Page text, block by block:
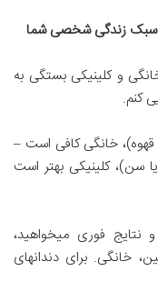
سبک زندگی شخصی شما
و کلینیکی بستگی به
کنم.
قهوه)، خانگی کافی است –
سن)، کلینیکی بهتر است
فوری میخواهید،
خانگی. برای دندانهای